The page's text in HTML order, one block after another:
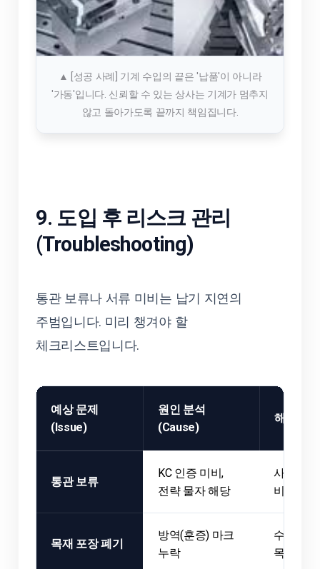
▲ [성공 사례] 기계 수입의 끝은 '납품'이 아니라
'가동'입니다. 신뢰할 수 있는 상사는 기계가 멈추지
않고 돌아가도록 끝까지 책임집니다.
9. 도입 후 리스크 관리
(Troubleshooting)
통관 보류나 서류 미비는 납기 지연의
주범입니다. 미리 챙겨야 할
체크리스트입니다.
예상 문제
(Issue)
원인 분석
(Cause)
해결
통관 보류
KC 인증 미비,
전략 물자 해당
사전 인
비해당
목재 포장 폐기
방역(훈증) 마크
누락
수출자
목재 사